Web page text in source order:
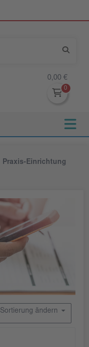
0,00 €
Praxis-Einrichtung
Sortierung ändern